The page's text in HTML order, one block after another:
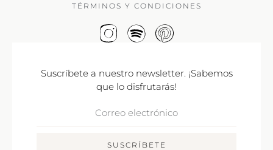
TÉRMINOS Y CONDICIONES
Suscríbete a nuestro newsletter. ¡Sabemos
que lo disfrutarás!
SUSCRÍBETE